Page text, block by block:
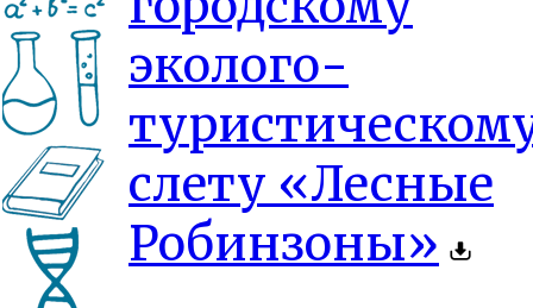
эколого-
слету «Лесные
Робинзоны»